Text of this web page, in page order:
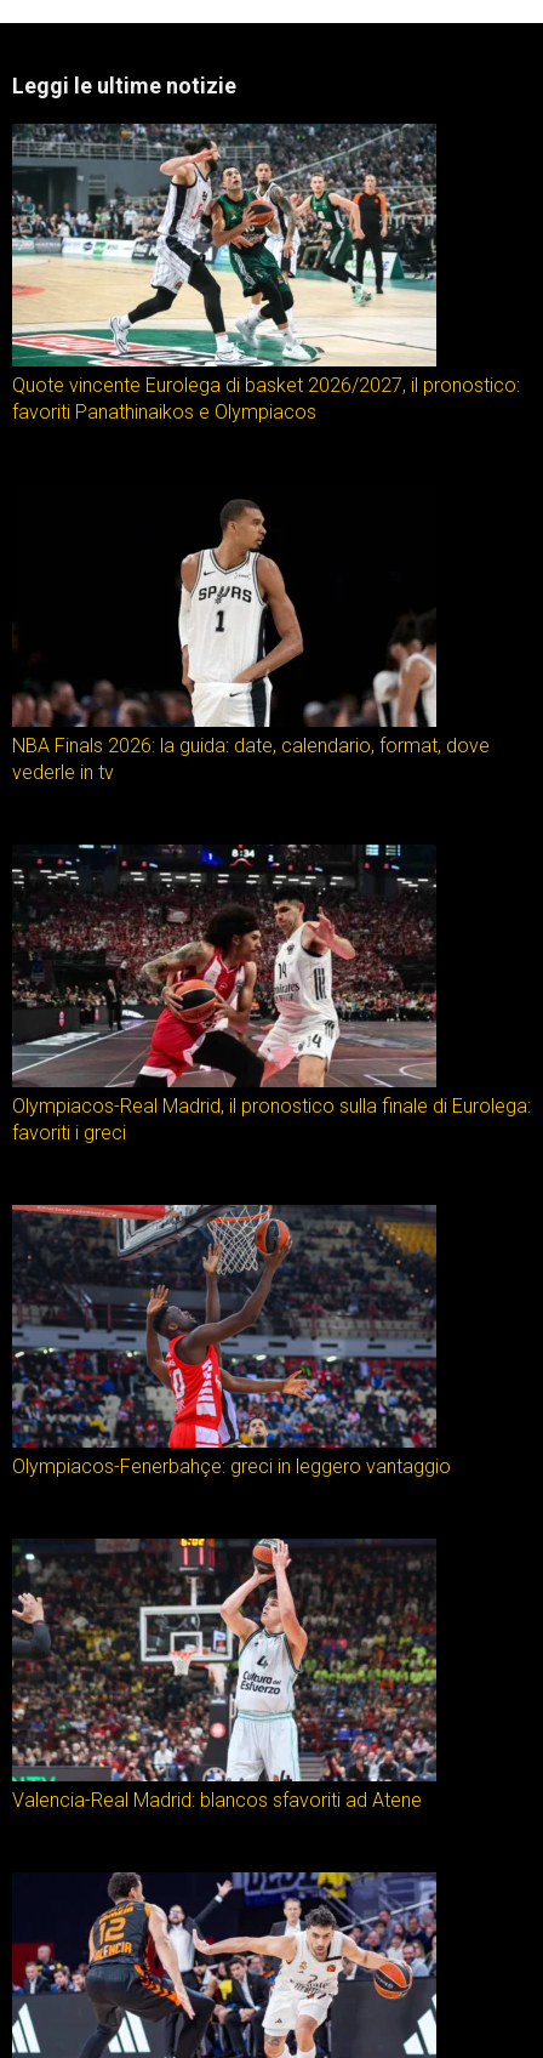
Leggi le ultime notizie
Quote vincente Eurolega di basket 2026/2027, il pronostico:
favoriti Panathinaikos e Olympiacos
NBA Finals 2026: la guida: date, calendario, format, dove
vederle in tv
Olympiacos-Real Madrid, il pronostico sulla finale di Eurolega:
favoriti i greci
Olympiacos-Fenerbahçe: greci in leggero vantaggio
Valencia-Real Madrid: blancos sfavoriti ad Atene